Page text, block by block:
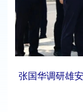
张国华调研雄